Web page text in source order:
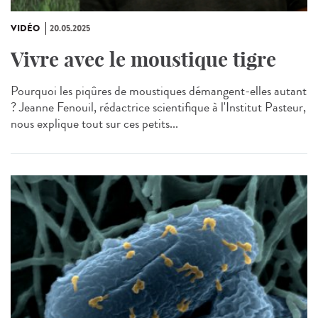
VIDÉO 20.05.2025
Vivre avec le moustique tigre
Pourquoi les piqûres de moustiques démangent-elles autant
? Jeanne Fenouil, rédactrice scientifique à l'Institut Pasteur,
nous explique tout sur ces petits...